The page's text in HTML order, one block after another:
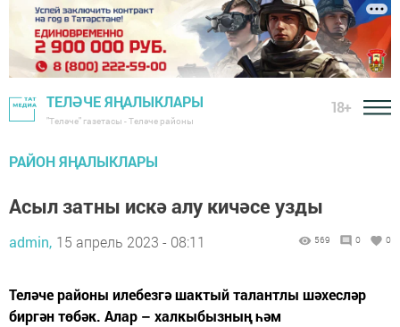
ТЕЛӘЧЕ ЯҢАЛЫКЛАРЫ
"Теләче" газетасы - Теләче районы
18+
РАЙОН ЯҢАЛЫКЛАРЫ
Асыл затны искә алу кичәсе узды
admin, 15 апрель 2023 - 08:11 569 0 0
Теләче районы илебезгә шактый талантлы шәхесләр
биргән төбәк. Алар – халкыбызның һәм